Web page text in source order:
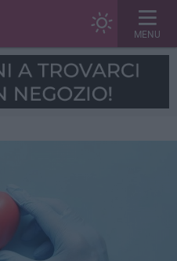
MENU